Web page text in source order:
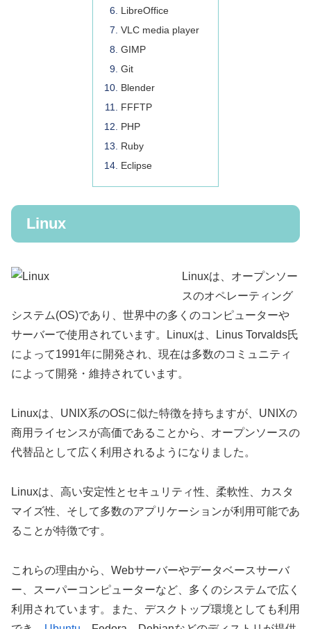
LibreOffice
VLC media player
GIMP
Git
Blender
FFFTP
PHP
Ruby
Eclipse
Linux
Linuxは、オープンソー
スのオペレーティング
システム(OS)であり、世界中の多くのコンピューターや
サーバーで使用されています。Linuxは、Linus Torvalds氏
によって1991年に開発され、現在は多数のコミュニティ
によって開発・維持されています。
Linuxは、UNIX系のOSに似た特徴を持ちますが、UNIXの
商用ライセンスが高価であることから、オープンソースの
代替品として広く利用されるようになりました。
Linuxは、高い安定性とセキュリティ性、柔軟性、カスタ
マイズ性、そして多数のアプリケーションが利用可能であ
ることが特徴です。
これらの理由から、Webサーバーやデータベースサーバ
ー、スーパーコンピューターなど、多くのシステムで広く
利用されています。また、デスクトップ環境としても利用